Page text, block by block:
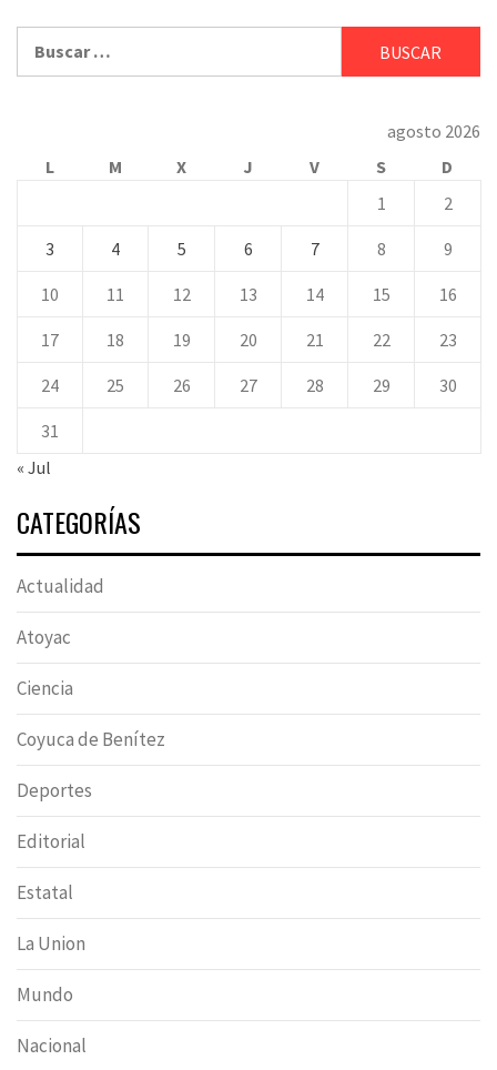
agosto 2026
L
M X J V S
D
1
2
3 4 5 6 7 8 9
10 11 12 13 14 15 16
17 18 19 20 21 22 23
24 25 26 27 28 29 30
31
« Jul
CATEGORÍAS
Actualidad
Atoyac
Ciencia
Coyuca de Benítez
Deportes
Editorial
Estatal
La Union
Mundo
Nacional